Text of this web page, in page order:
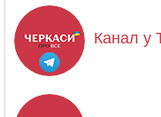
Канал у